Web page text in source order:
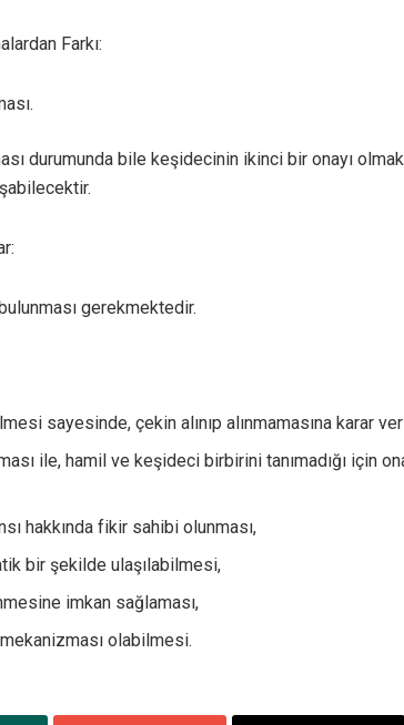
Farkı:
durumunda bile keşidecinin ikinci bir onayı
gerekmektedir.
sayesinde, çekin alınıp alınmamasına karar
ile, hamil ve keşideci birbirini tanımadığı için
hakkında fikir sahibi olunması,
bir şekilde ulaşılabilmesi,
imkan sağlaması,
mekanizması olabilmesi.